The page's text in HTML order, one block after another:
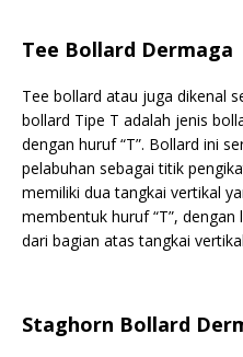
Tee Bollard Dermaga
Tee bollard atau juga dikenal
bollard Tipe T adalah jenis
dengan huruf “T”. Bollard ini
pelabuhan sebagai titik
memiliki dua tangkai vertikal
membentuk huruf “T”,
dari bagian atas tangkai
Staghorn Bollard